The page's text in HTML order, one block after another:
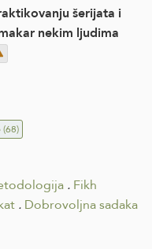
šerijata i
nekim ljudima
(68)
.Fikh
.Dobrovoljna sadaka